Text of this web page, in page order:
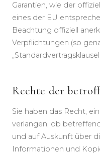
Garantien, wie der
eines der EU
Beachtung offiziell
Verpflichtungen (so
Rechte der
Sie haben das Recht,
verlangen, ob
und auf Auskunft über
Informationen und